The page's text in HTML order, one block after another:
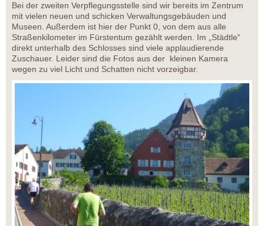
Bei der zweiten Verpflegungsstelle sind wir bereits im Zentrum
mit vielen neuen und schicken Verwaltungsgebäuden und
Museen. Außerdem ist hier der Punkt 0, von dem aus alle
Straßenkilometer im Fürstentum gezählt werden. Im „Städtle“
direkt unterhalb des Schlosses sind viele applaudierende
Zuschauer. Leider sind die Fotos aus der kleinen Kamera
wegen zu viel Licht und Schatten nicht vorzeigbar.